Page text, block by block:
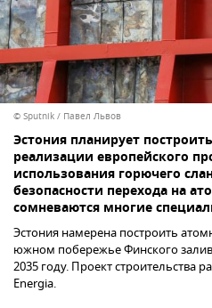
© Sputnik / Павел Львов
Эстония планирует
реализации европейского
использования горючего
безопасности перехода на
сомневаются многие
Эстония намерена построить
южном побережье Финского
2035 году. Проект строительства
Energia.